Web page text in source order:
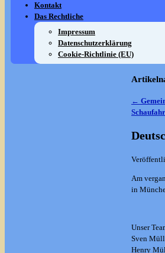
Kontakt
Das Rechtliche
Impressum
Datenschutzerklärung
Cookie-Richtlinie (EU)
←
Am
in
Unser
Sven
Henry